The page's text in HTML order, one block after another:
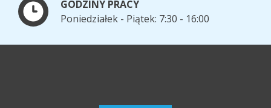
GODZINY PRACY
Poniedziałek - Piątek: 7:30 - 16:00